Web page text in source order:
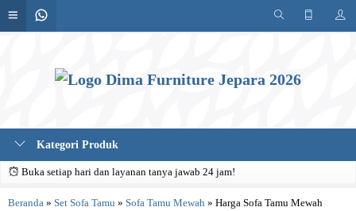
Kategori Produk
Buka setiap hari dan layanan tanya jawab 24 jam!
Beranda » Set Sofa Tamu » Sofa Tamu Mewah » Harga Sofa Tamu Mewah